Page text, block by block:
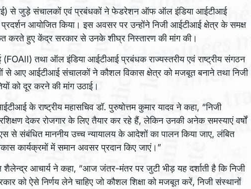
से जुड़े संचालकों एवं प्रबंधकों ने फेडरेशन ऑफ ऑल इंडिया आईटीआई
आयोजित किया। इस अवसर पर उन्होंने निजी आईटीआई क्षेत्र के समक्ष
करते हुए केंद्र सरकार से उनके शीघ्र निस्तारण की मांग की।
तथा ऑल इंडिया आईटीआई प्रबंधक राज्यस्तरीय एवं राष्ट्रीय संगठन
से आए आईटीआई संचालकों ने कौशल विकास क्षेत्र को मजबूत बनाने तथा निजी
को दूर करने की मांग उठाई।
के राष्ट्रीय महासचिव डॉ. पुरुषोत्तम कुमार यादव ने कहा, “निजी
देकर रोजगार के लिए तैयार कर रहे हैं, लेकिन उनकी अनेक समस्याएं वर्षों
से संबंधित माननीय उच्च न्यायालय के आदेशों का पालन किया जाए, लंबित
कार्यक्रमों में समान अवसर प्रदान किए जाएं।”
आचार्य ने कहा, “आज जंतर-मंतर पर जुटी भीड़ यह दर्शाती है कि निजी
को ऐसे निर्णय लेने चाहिए जो कौशल शिक्षा को मजबूत करें, निजी संस्थानों